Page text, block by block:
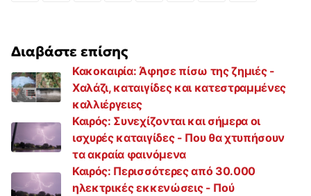
Διαβάστε επίσης
Κακοκαιρία: Άφησε πίσω της ζημιές -
Χαλάζι, καταιγίδες και κατεστραμμένες
καλλιέργειες
Καιρός: Συνεχίζονται και σήμερα οι
ισχυρές καταιγίδες - Που θα χτυπήσουν
τα ακραία φαινόμενα
Καιρός: Περισσότερες από 30.000
ηλεκτρικές εκκενώσεις - Πού